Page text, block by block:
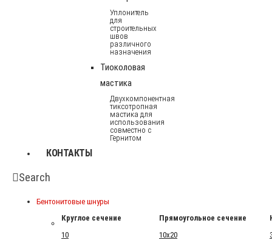
Уплонитель
для
строительных
швов
различного
назначения
Тиоколовая
мастика
Двухкомпонентная
тиксотропная
мастика для
использования
совместно с
Гернитом
КОНТАКТЫ
Search
Бентонитовые шнуры
Круглое сечение
Прямоугольное сечение
10
10x20